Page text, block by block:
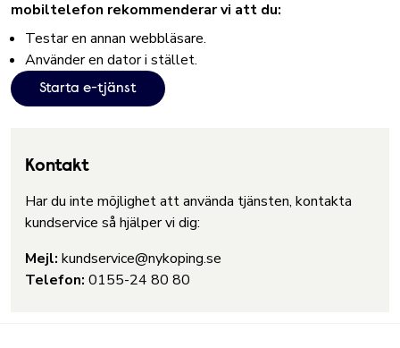
mobiltelefon rekommenderar vi att du:
Testar en annan webbläsare.
Använder en dator i stället.
Starta e-tjänst
Kontakt
Har du inte möjlighet att använda tjänsten, kontakta
kundservice så hjälper vi dig:
Mejl: kundservice@nykoping.se
Telefon: 0155-24 80 80